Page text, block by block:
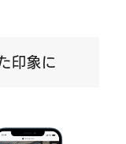
印象に